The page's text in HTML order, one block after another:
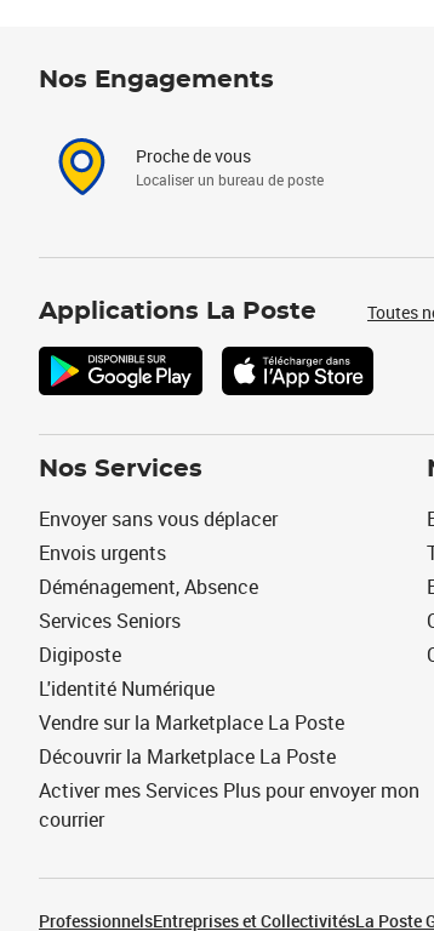
Nos Engagements
Proche de vous
Localiser un bureau de poste
Applications La Poste Toutes
Nos Services
Envoyer sans vous déplacer
Envois urgents
Déménagement, Absence
Services Seniors
Digiposte
L'identité Numérique
Vendre sur la Marketplace La Poste
Découvrir la Marketplace La Poste
Activer mes Services Plus pour envoyer mon
courrier
ProfessionnelsEntreprises et CollectivitésLa Poste